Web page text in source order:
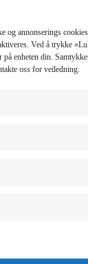
og annonserings
Ved å trykke
enheten din.
oss for veiledning.